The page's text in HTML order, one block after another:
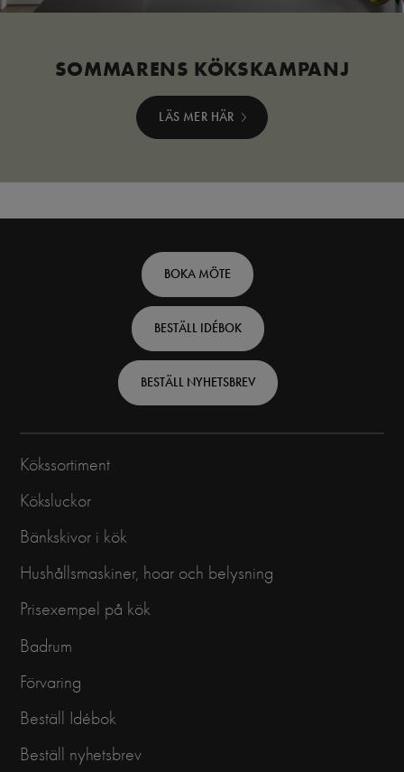
SOMMARENS KÖKSKAMPANJ
LÄS MER HÄR
Swedish
BOKA MÖTE
BESTÄLL IDÉBOK
BESTÄLL NYHETSBREV
Kökssortiment
Köksluckor
Bänkskivor i kök
Hushållsmaskiner, hoar och belysning
Prisexempel på kök
Badrum
Förvaring
Beställ Idébok
Beställ nyhetsbrev